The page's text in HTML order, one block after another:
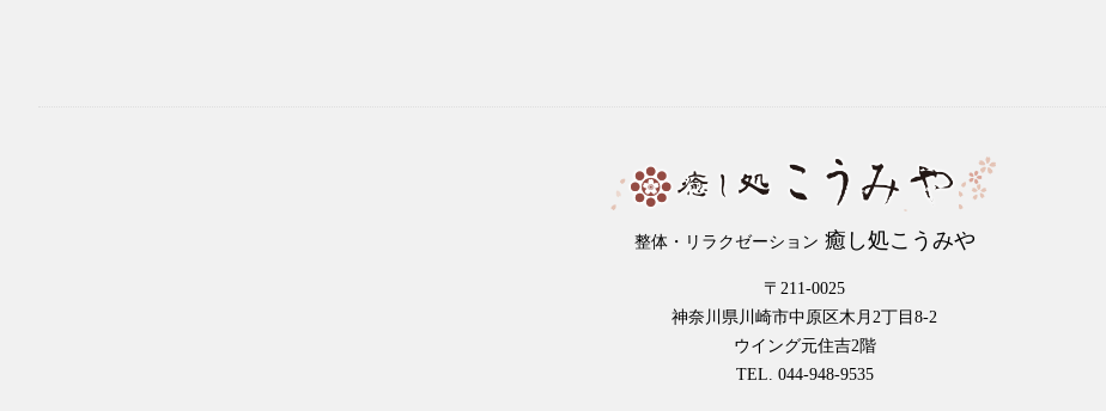
整体・リラクゼーション 癒し処こうみや
〒211-0025
神奈川県川崎市中原区木月2丁目8-2
ウイング元住吉2階
TEL. 044-948-9535